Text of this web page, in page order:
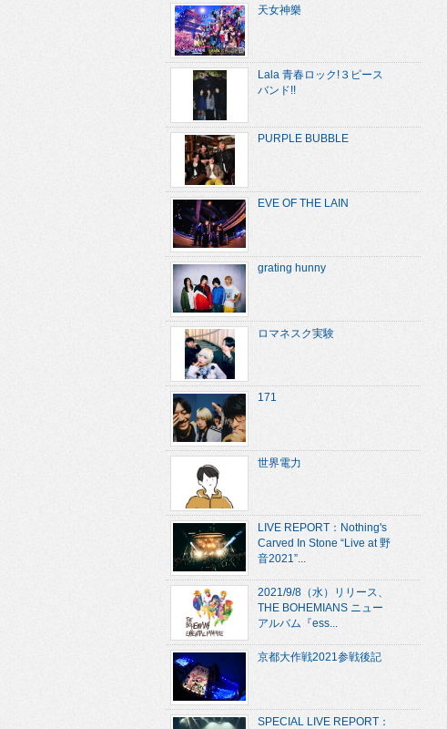
天女神樂
Lala 青春ロック!３ピース
バンド!!
PURPLE BUBBLE
EVE OF THE LAIN
grating hunny
ロマネスク実験
171
世界電力
LIVE REPORT：Nothing's
Carved In Stone “Live at 野
音2021”...
2021/9/8（水）リリース、
THE BOHEMIANS ニュー
アルバム『ess...
京都大作戦2021参戦後記
SPECIAL LIVE REPORT：